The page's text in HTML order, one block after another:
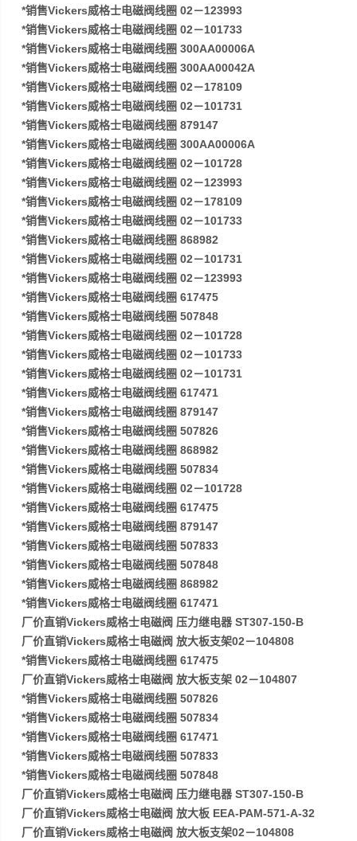
*销售Vickers威格士电磁阀线圈 02－123993
*销售Vickers威格士电磁阀线圈 02－101733
*销售Vickers威格士电磁阀线圈 300AA00006A
*销售Vickers威格士电磁阀线圈 300AA00042A
*销售Vickers威格士电磁阀线圈 02－178109
*销售Vickers威格士电磁阀线圈 02－101731
*销售Vickers威格士电磁阀线圈 879147
*销售Vickers威格士电磁阀线圈 300AA00006A
*销售Vickers威格士电磁阀线圈 02－101728
*销售Vickers威格士电磁阀线圈 02－123993
*销售Vickers威格士电磁阀线圈 02－178109
*销售Vickers威格士电磁阀线圈 02－101733
*销售Vickers威格士电磁阀线圈 868982
*销售Vickers威格士电磁阀线圈 02－101731
*销售Vickers威格士电磁阀线圈 02－123993
*销售Vickers威格士电磁阀线圈 617475
*销售Vickers威格士电磁阀线圈 507848
*销售Vickers威格士电磁阀线圈 02－101728
*销售Vickers威格士电磁阀线圈 02－101733
*销售Vickers威格士电磁阀线圈 02－101731
*销售Vickers威格士电磁阀线圈 617471
*销售Vickers威格士电磁阀线圈 879147
*销售Vickers威格士电磁阀线圈 507826
*销售Vickers威格士电磁阀线圈 868982
*销售Vickers威格士电磁阀线圈 507834
*销售Vickers威格士电磁阀线圈 02－101728
*销售Vickers威格士电磁阀线圈 617475
*销售Vickers威格士电磁阀线圈 879147
*销售Vickers威格士电磁阀线圈 507833
*销售Vickers威格士电磁阀线圈 507848
*销售Vickers威格士电磁阀线圈 868982
*销售Vickers威格士电磁阀线圈 617471
厂价直销Vickers威格士电磁阀 压力继电器 ST307-150-B
厂价直销Vickers威格士电磁阀 放大板支架02－104808
*销售Vickers威格士电磁阀线圈 617475
厂价直销Vickers威格士电磁阀 放大板支架 02－104807
*销售Vickers威格士电磁阀线圈 507826
*销售Vickers威格士电磁阀线圈 507834
*销售Vickers威格士电磁阀线圈 617471
*销售Vickers威格士电磁阀线圈 507833
*销售Vickers威格士电磁阀线圈 507848
厂价直销Vickers威格士电磁阀 压力继电器 ST307-150-B
厂价直销Vickers威格士电磁阀 放大板 EEA-PAM-571-A-32
厂价直销Vickers威格士电磁阀 放大板支架02－104808